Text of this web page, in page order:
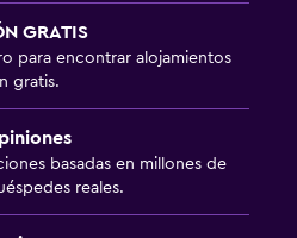
GRATIS
para encontrar alojamientos
gratis.
basadas en millones de
reales.